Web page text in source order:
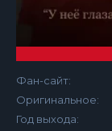
Фан-сайт:
Оригинальное:
Год выхода: